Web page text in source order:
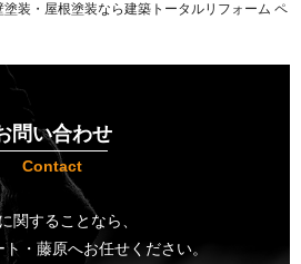
装・屋根塗装なら建築トータルリフォーム ペ
問い合わせ
Contact
関することなら、
・藤原へお任せください。